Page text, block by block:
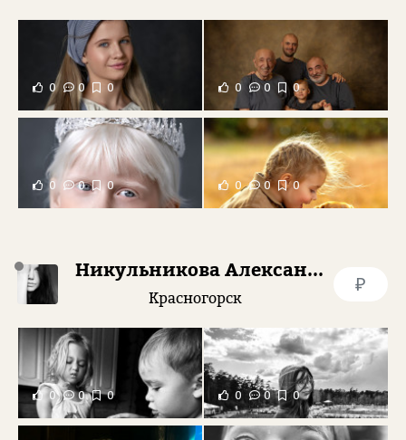
0 0 0 0 0 0
0 0 0 0 0 0
Никульникова Александра
Красногорск
₽
0 0 0 0 0 0